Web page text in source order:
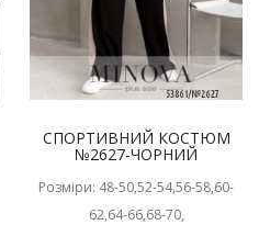
СПОРТИВНИЙ КОСТЮМ
№2627-ЧОРНИЙ
Розміри: 48-50,52-54,56-58,60-
62,64-66,68-70,